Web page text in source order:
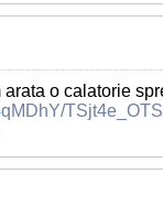
o calatorie